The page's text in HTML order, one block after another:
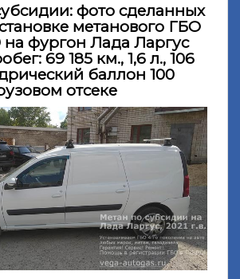
фото сделанных
метанового ГБО
фургон Лада Ларгус
69 185 км., 1,6 л., 106
баллон 100
отсеке